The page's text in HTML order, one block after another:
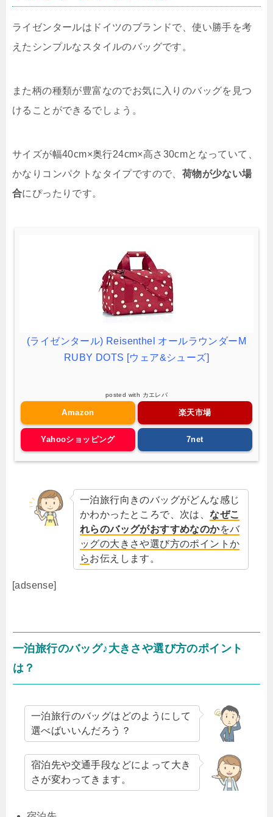
ライゼンタールはドイツのブランドで、使い勝手を考
えたシンプルなスタイルのバッグです。
また柄の種類が豊富なのでお気に入りのバッグを見つ
けることができるでしょう。
サイズが幅40cm×奥行24cm×高さ30cmとなっていて、
かなりコンパクトなタイプですので、 荷物が少ない場
合にぴったりです。
(ライゼンタール) Reisenthel オールラウンダーM
RUBY DOTS [ウェア&シューズ]
posted with カエレバ
Amazon 楽天市場
Yahooショッピング 7net
一泊旅行向きのバッグがどんな感じ
かわかったところで、次は、なぜこ
れらのバッグがおすすめなのかをバ
ッグの大きさや選び方のポイントか
らお伝えします。
[adsense]
一泊旅行のバッグ♪大きさや選び方のポイント
は？
一泊旅行のバッグはどのようにして
選べばいいんだろう？
宿泊先や交通手段などによって大き
さが変わってきます。